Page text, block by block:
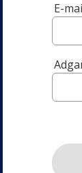
E-